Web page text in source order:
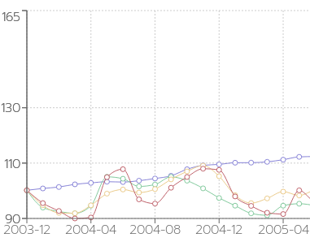
2003-12 2004-04 2004-08 2004-12 2005-04
90
110
130
165
90
110
130
165